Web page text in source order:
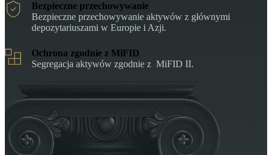
Bezpieczne przechowywanie
Bezpieczne przechowywanie aktywów z głównymi
depozytariuszami w Europie i Azji.
Ochrona zgodnie z MiFID
Segregacja aktywów zgodnie z MiFID II.